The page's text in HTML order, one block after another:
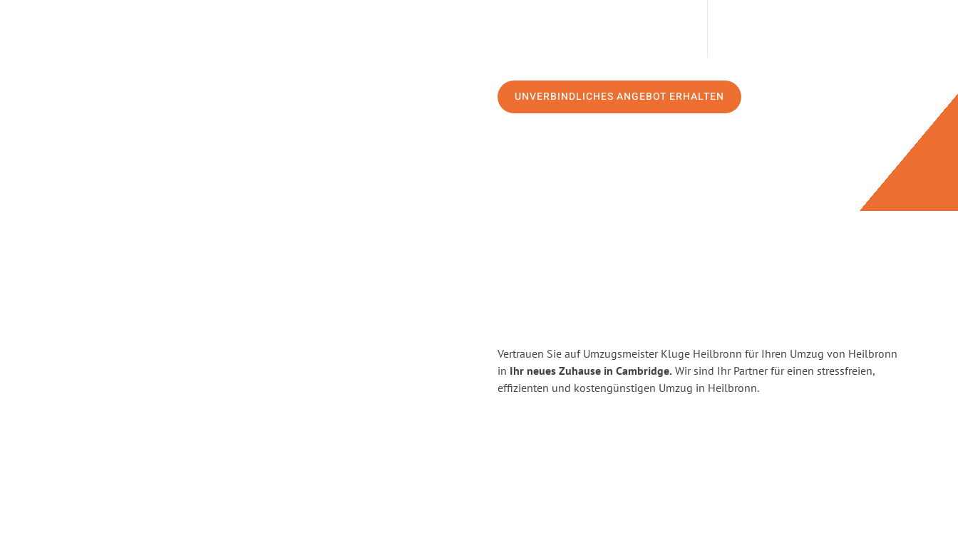
UNVERBINDLICHES ANGEBOT ERHALTEN
Vertrauen Sie auf Umzugsmeister Kluge Heilbronn für Ihren Umzug von Heilbronn
in Ihr neues Zuhause in Cambridge. Wir sind Ihr Partner für einen stressfreien,
effizienten und kostengünstigen Umzug in Heilbronn.